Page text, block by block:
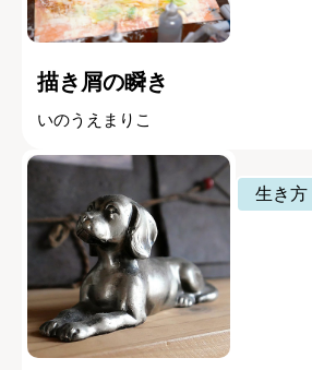
描き屑の瞬き
いのうえまりこ
生き方